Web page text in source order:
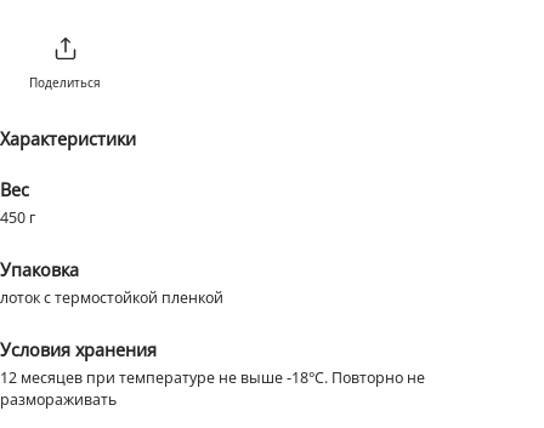
Поделиться
Характеристики
Вес
450 г
Упаковка
лоток с термостойкой пленкой
Условия хранения
12 месяцев при температуре не выше -18°С. Повторно не
размораживать